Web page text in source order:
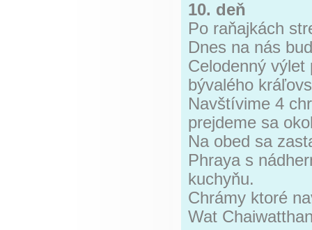
10. deň
Po raňajkách
Dnes na nás
Celodenný
bývalého
Navštívime 4
prejdeme sa
Na obed sa
Phraya s
kuchyňu.
Chrámy ktoré
Wat